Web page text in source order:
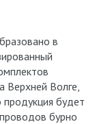
в
Верхней Волге,
продукция будет
бурно